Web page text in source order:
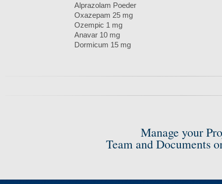
Alprazolam Poeder
Oxazepam 25 mg
Ozempic 1 mg
Anavar 10 mg
Dormicum 15 mg
Manage your
Team and Documents